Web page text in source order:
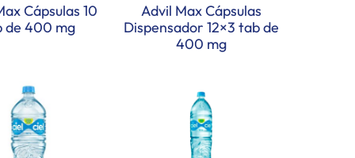
Cápsulas 10
de 400 mg
Advil Max Cápsulas
Dispensador 12×3 tab de
400 mg